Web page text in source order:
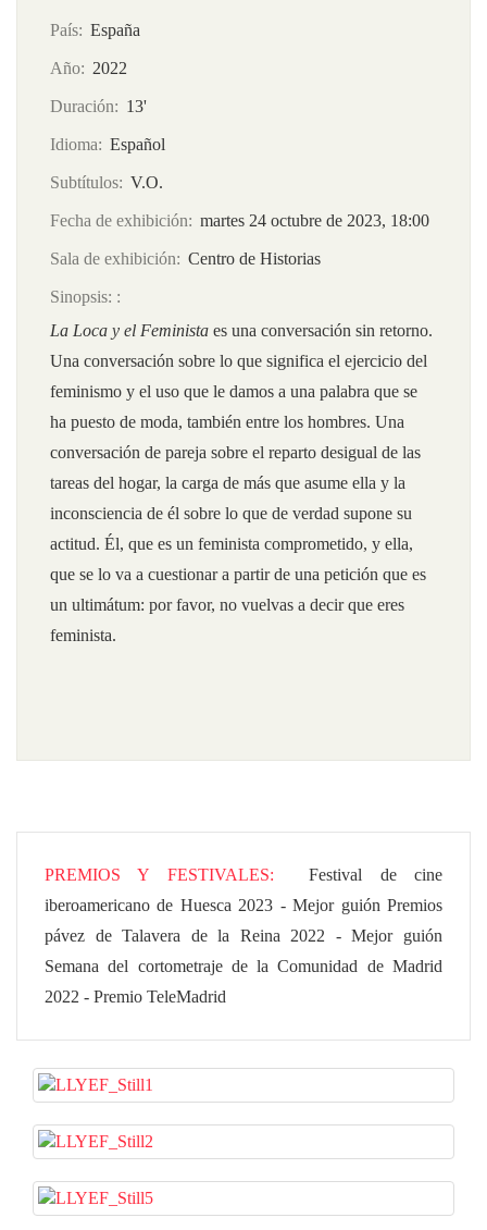
País España
Año 2022
Duración 13'
Idioma Español
Subtítulos V.O.
Fecha de exhibición martes 24 octubre de 2023, 18:00
Sala de exhibición Centro de Historias
Sinopsis:
La Loca y el Feminista es una conversación sin retorno.
Una conversación sobre lo que significa el ejercicio del
feminismo y el uso que le damos a una palabra que se
ha puesto de moda, también entre los hombres. Una
conversación de pareja sobre el reparto desigual de las
tareas del hogar, la carga de más que asume ella y la
inconsciencia de él sobre lo que de verdad supone su
actitud. Él, que es un feminista comprometido, y ella,
que se lo va a cuestionar a partir de una petición que es
un ultimátum: por favor, no vuelvas a decir que eres
feminista.
PREMIOS Y FESTIVALES
Festival de cine
iberoamericano de Huesca 2023 - Mejor guión Premios
pávez de Talavera de la Reina 2022 - Mejor guión
Semana del cortometraje de la Comunidad de Madrid
2022 - Premio TeleMadrid